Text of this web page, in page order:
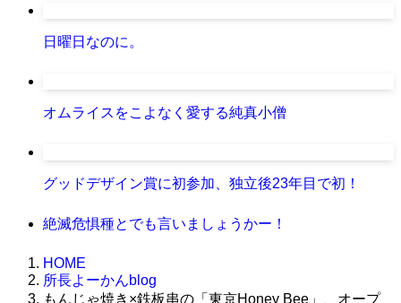
日曜日なのに。
オムライスをこよなく愛する純真小僧
グッドデザイン賞に初参加、独立後23年目で初！
絶滅危惧種とでも言いましょうかー！
HOME
所長よーかんblog
もんじゃ焼き×鉄板串の「東京Honey Bee」、オープ